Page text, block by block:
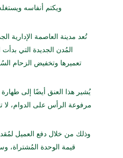
ويكتم أنفاسه
تُعد مدينة العاصمة الإدارية
المُدن الجديدة التي
تعميرها وتخفيض الزحام
يُشير هذا العنق أيضًا إلى طهارة
مرفوعة الرأس على الدوام،